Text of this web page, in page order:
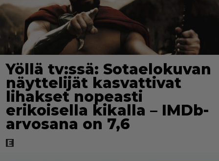
Yöllä tv:ssä: Sotaelokuvan
näyttelijät kasvattivat
lihakset nopeasti
erikoisella kikalla – IMDb-
arvosana on 7,6